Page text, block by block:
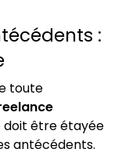
:
toute
être étayée
antécédents.